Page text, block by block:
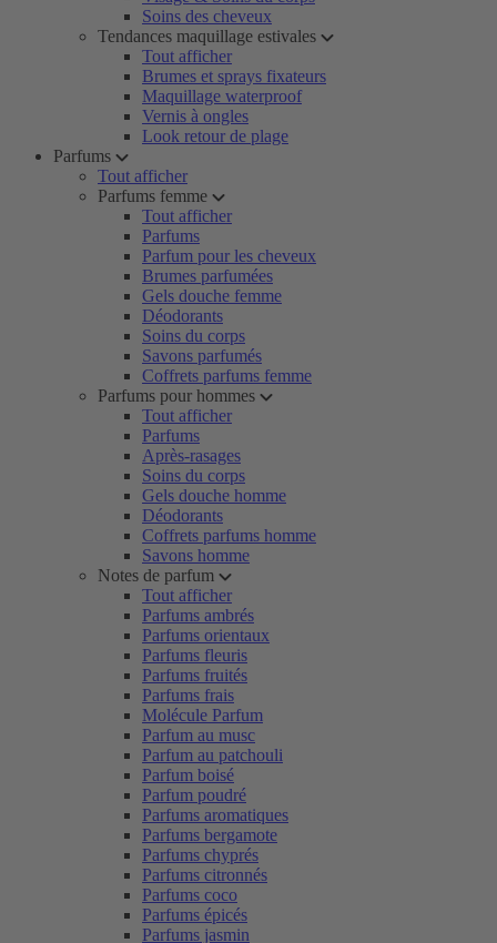
Soins des cheveux
Tendances maquillage estivales
Tout afficher
Brumes et sprays fixateurs
Maquillage waterproof
Vernis à ongles
Look retour de plage
Parfums
Tout afficher
Parfums femme
Tout afficher
Parfums
Parfum pour les cheveux
Brumes parfumées
Gels douche femme
Déodorants
Soins du corps
Savons parfumés
Coffrets parfums femme
Parfums pour hommes
Tout afficher
Parfums
Après-rasages
Soins du corps
Gels douche homme
Déodorants
Coffrets parfums homme
Savons homme
Notes de parfum
Tout afficher
Parfums ambrés
Parfums orientaux
Parfums fleuris
Parfums fruités
Parfums frais
Molécule Parfum
Parfum au musc
Parfum au patchouli
Parfum boisé
Parfum poudré
Parfums aromatiques
Parfums bergamote
Parfums chyprés
Parfums citronnés
Parfums coco
Parfums épicés
Parfums jasmin